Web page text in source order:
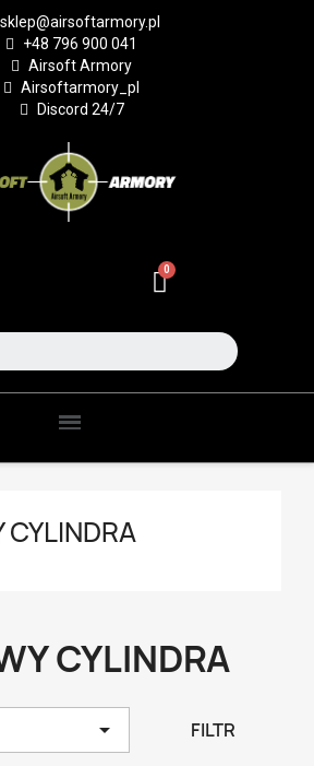
sklep@airsoftarmory.pl
+48 796 900 041
Airsoft Armory
Airsoftarmory_pl
Discord 24/7
CYLINDRA
 FILTR